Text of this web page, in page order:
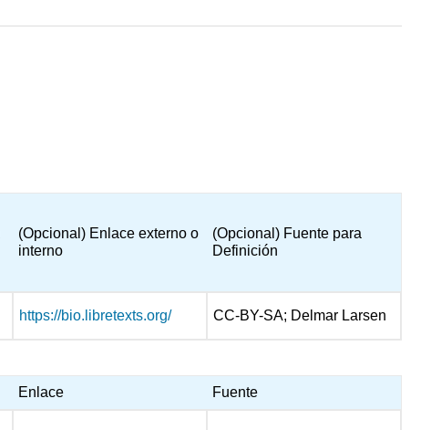
(Opcional) Enlace externo o
interno
(Opcional) Fuente para
Definición
https://bio.libretexts.org/ CC-BY-SA; Delmar Larsen
Enlace Fuente